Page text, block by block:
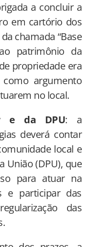
a concluir a
em cartório dos
chamada “Base
patrimônio da
propriedade era
argumento
no local.
e da DPU: a
deverá contar
local e
União (DPU), que
para atuar na
e participar das
das